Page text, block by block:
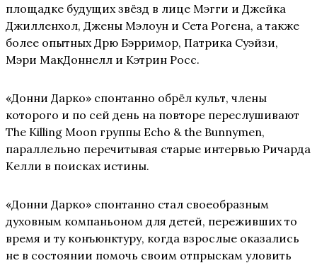
площадке будущих звёзд в лице Мэгги и Джейка
Джилленхол, Джены Мэлоун и Сета Рогена, а также
более опытных Дрю Бэрримор, Патрика Суэйзи,
Мэри МакДоннелл и Кэтрин Росс.
«Донни Дарко» спонтанно обрёл культ, члены
которого и по сей день на повторе переслушивают
The Killing Moon группы Echo & the Bunnymen,
параллельно перечитывая старые интервью Ричарда
Келли в поисках истины.
«Донни Дарко» спонтанно стал своеобразным
духовным компаньоном для детей, переживших то
время и ту конъюнктуру, когда взрослые оказались
не в состоянии помочь своим отпрыскам уловить